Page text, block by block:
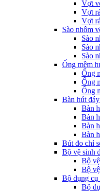
Vợt
Vợt
Vợt
Sào nhôm
Sào
Sào
Sào
Ống mềm
Ống
Ống
Ống
Bàn hút
Bàn
Bàn
Bàn
Bàn
Bút đo chỉ
Bộ vệ sinh
Bộ
Bộ
Bộ dụng cụ
Bộ